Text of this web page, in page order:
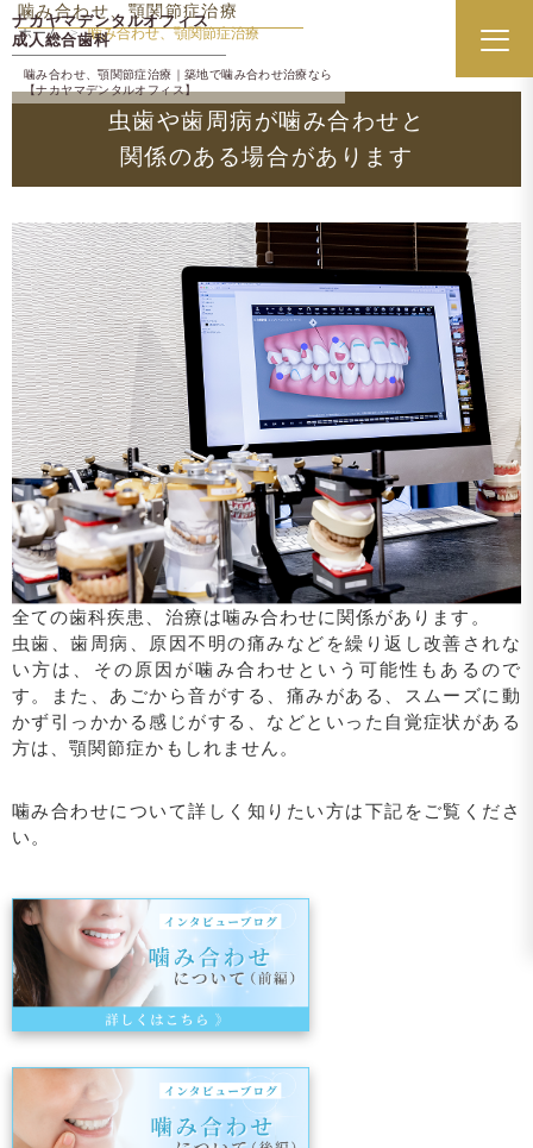
ナカヤマデンタルオフィス
成人総合歯科
噛み合わせ、顎関節症治療｜築地で噛み合わせ治療なら
【ナカヤマデンタルオフィス】
メニ
噛み合わせ、顎関節症治療
ホーム 噛み合わせ、顎関節症治療
虫歯や歯周病が噛み合わせと
関係のある場合があります
全ての歯科疾患、治療は噛み合わせに関係があります。
虫歯、歯周病、原因不明の痛みなどを繰り返し改善されな
い方は、その原因が噛み合わせという可能性もあるので
す。また、あごから音がする、痛みがある、スムーズに動
かず引っかかる感じがする、などといった自覚症状がある
方は、顎関節症かもしれません。
噛み合わせについて詳しく知りたい方は下記をご覧くださ
い。